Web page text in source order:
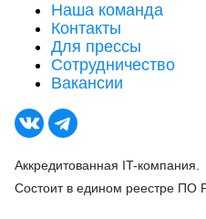
Наша команда
Контакты
Для прессы
Сотрудничество
Вакансии
Аккредитованная IT-компания.
Состоит в едином реестре ПО